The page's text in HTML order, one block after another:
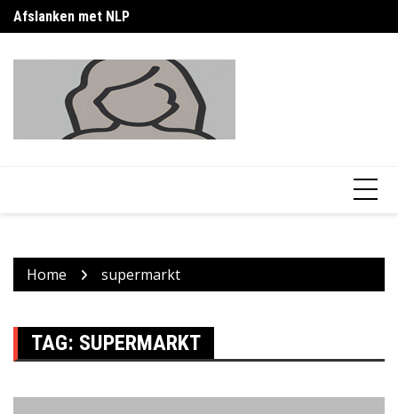
Skip
to
Afslanken met NLP
Home supermarkt
TAG: SUPERMARKT